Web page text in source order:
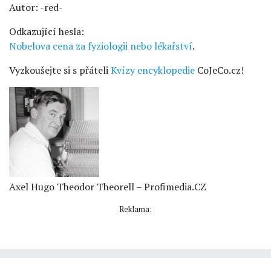
Autor: -red-
Odkazující hesla:
Nobelova cena za fyziologii nebo lékařství.
Vyzkoušejte si s přáteliKvízy encyklopedie CoJeCo.cz!
Axel Hugo Theodor Theorell – Profimedia.CZ
Reklama: